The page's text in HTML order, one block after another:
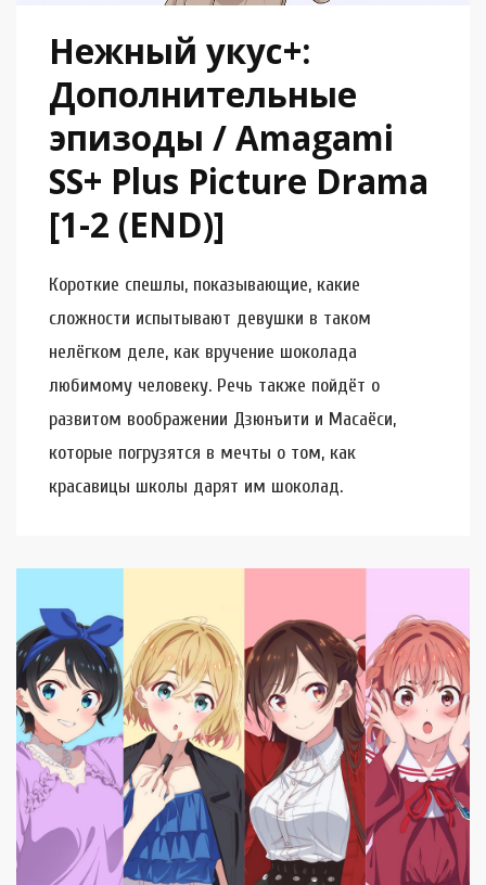
Нежный укус+:
Дополнительные
эпизоды / Amagami
SS+ Plus Picture Drama
[1-2 (END)]
Короткие спешлы, показывающие, какие
сложности испытывают девушки в таком
нелёгком деле, как вручение шоколада
любимому человеку. Речь также пойдёт о
развитом воображении Дзюнъити и Масаёси,
которые погрузятся в мечты о том, как
красавицы школы дарят им шоколад.